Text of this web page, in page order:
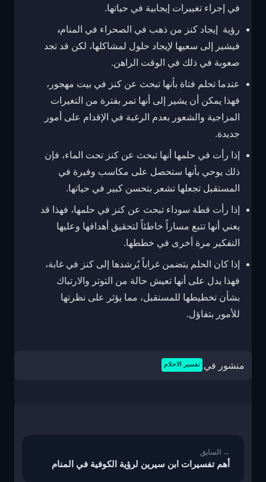
في إجراء تغييرات إيجابية في حياتها.
رؤية إيجاد كنز من ذهب في الصحراء في المنام،
فيشير إلى سعيها لإيجاد حلول لمشاكلها، لكن قد تجد
صعوبة في ذلك في الوقت الراهن.
عندما تحلم فتاة بأنها تبحث عن كنز في بيت مهجور،
فهذا يمكن أن يشير إلى أنها تمر بفترة من التغيرات
المزاجية والشعور بعدم الرغبة في الإقدام على أمور
جديدة.
إذا رأت في حلمها أنها تبحث عن كنز تحت الماء، فإن
ذلك يوحي بأنها ستحصل على مكاسب وفيرة في
المستقبل تجعلها تشعر بتحسن كبير في حياتها.
إذا رأت قطة سوداء تبحث عن كنز في حلمها، فهذا قد
يعني أنها تتبع مساراً خاطئاً لتحقيق أهدافها وعليها
التفكير مرة أخرى في خططها.
إذا كان الحلم يتضمن غراباً يُرشدها إلى كنز في غابة،
فهذا يدل على أنها تعيش حالة من التوتر والارتباك
بشأن تخطيطها للمستقبل، مما يؤثر على نظرتها
للأمور بتفاؤل.
منشور في تفسير الاحلام
أهم تفسيرات ابن سيرين لرؤية الكوفية في المنام